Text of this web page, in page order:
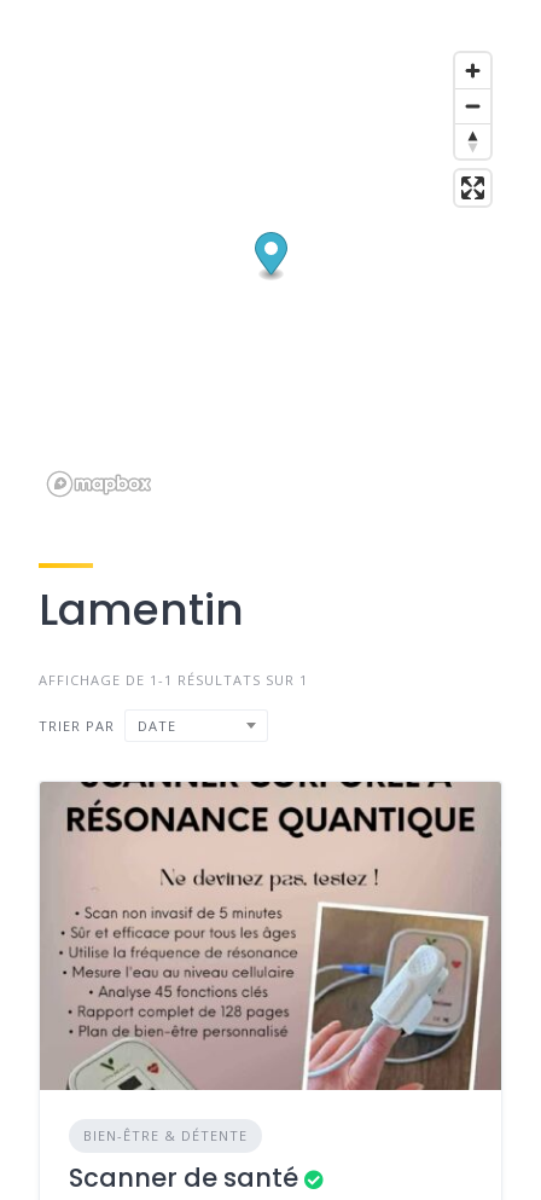
Lamentin
AFFICHAGE DE 1-1 RÉSULTATS SUR 1
TRIER PAR DATE
BIEN-ÊTRE & DÉTENTE
Scanner de santé